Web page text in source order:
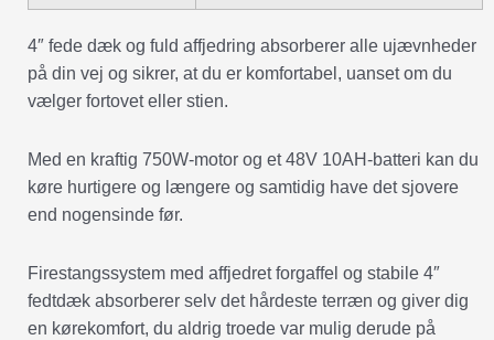
4″ fede dæk og fuld affjedring absorberer alle ujævnheder
på din vej og sikrer, at du er komfortabel, uanset om du
vælger fortovet eller stien.
Med en kraftig 750W-motor og et 48V 10AH-batteri kan du
køre hurtigere og længere og samtidig have det sjovere
end nogensinde før.
Firestangssystem med affjedret forgaffel og stabile 4″
fedtdæk absorberer selv det hårdeste terræn og giver dig
en kørekomfort, du aldrig troede var mulig derude på